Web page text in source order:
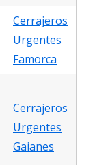
Cerrajeros
Urgentes
Famorca
Cerrajeros
Urgentes
Gaianes